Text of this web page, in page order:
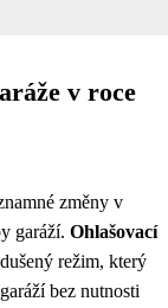
v roce
změny v
garáží. Ohlašovací
režim, který
bez nutnosti